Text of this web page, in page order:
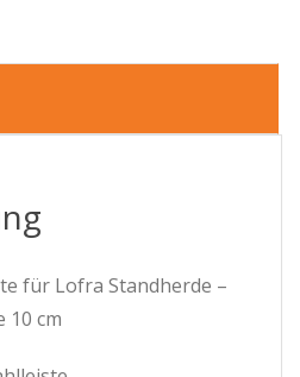
für Lofra Standherde –
10 cm